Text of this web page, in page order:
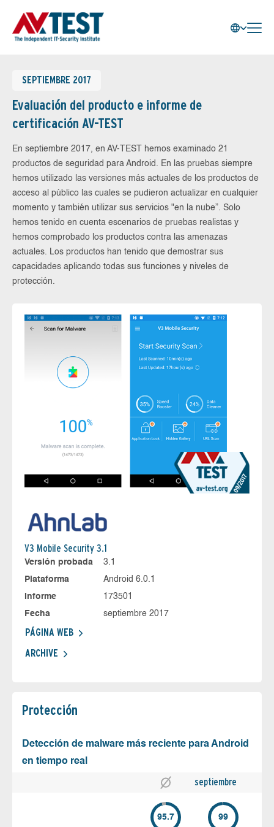
SEPTIEMBRE 2017
Evaluación del producto e informe de
certificación AV-TEST
En septiembre 2017, en AV-TEST hemos examinado 21
productos de seguridad para Android. En las pruebas siempre
hemos utilizado las versiones más actuales de los productos de
acceso al público las cuales se pudieron actualizar en cualquier
momento y también utilizar sus servicios "en la nube”. Solo
hemos tenido en cuenta escenarios de pruebas realistas y
hemos comprobado los productos contra las amenazas
actuales. Los productos han tenido que demostrar sus
capacidades aplicando todas sus funciones y niveles de
protección.
V3 Mobile Security 3.1
Versión probada
3.1
Plataforma
Android 6.0.1
Informe
173501
Fecha
septiembre 2017
PÁGINA WEB
ARCHIVE
Protección
Detección de malware más reciente para Android
en tiempo real
septiembre
95.7 99